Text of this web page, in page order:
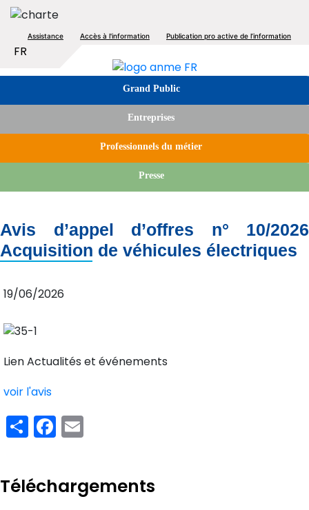
Aller
contenu
principal
Top
menu
Assistance Accès à l'information Publication pro active de l’information
FR
Grand Public
Entreprises
Professionnels du métier
Presse
Avis d’appel d’offres n° 10/2026
Acquisition de véhicules électriques
19/06/2026
Lien Actualités et événements
voir l'avis
ShareFacebook
Téléchargements